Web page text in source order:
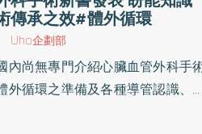
傳承之效#體外循環
Uho企劃部
內尚無專門介紹心臟血管外科手
外循環之準備及各種導管認識、心